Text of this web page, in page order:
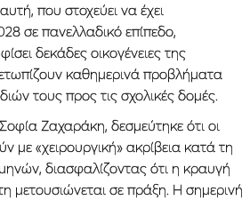
που στοχεύει να έχει
σε πανελλαδικό επίπεδο,
δεκάδες οικογένειες της
καθημερινά προβλήματα
τους προς τις σχολικές δομές.
Ζαχαράκη, δεσμεύτηκε ότι οι
με «χειρουργική» ακρίβεια κατά τη
διασφαλίζοντας ότι η κραυγή
μετουσιώνεται σε πράξη. Η σημερινή